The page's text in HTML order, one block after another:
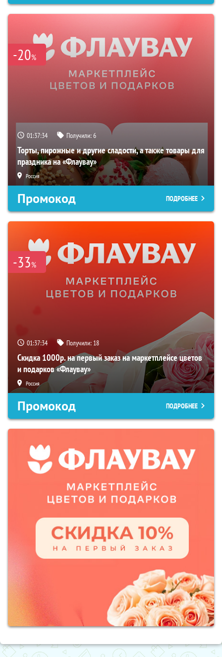
-20%
01:37:33 Получили:6
Торты, пирожные и другие сладости, а также товары для
праздника на «Флаувау»
Россия
Промокод ПОДРОБНЕЕ
-33%
01:37:33 Получили: 18
Скидка 1000р. на первый заказ на маркетплейсе цветов
и подарков «Флаувау»
Россия
Промокод ПОДРОБНЕЕ